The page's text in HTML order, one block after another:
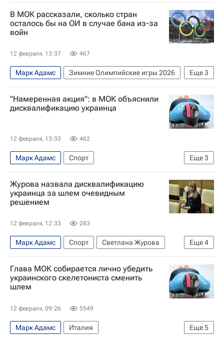
В МОК рассказали, сколько стран
осталось бы на ОИ в случае бана из-за
войн
12 февраля, 13:37 467
Еще3
Марк Адамс
Зимние Олимпийские игры 2026
Международный олимпийский комитет (МОК)
Олимпийский комитет России (ОКР)
НОК
"Намеренная акция": в МОК объяснили
дисквалификацию украинца
12 февраля, 13:33 462
Еще3
Марк Адамс
Спорт
Международный олимпийский комитет (МОК)
НОК
Зимние Олимпийские игры 2026
Журова назвала дисквалификацию
украинца за шлем очевидным
решением
12 февраля, 12:33 283
Еще4
Марк Адамс Спорт
Светлана Журова
Иван Куляк
Международный олимпийский комитет (МОК)
Госдума РФ
Зимние Олимпийские игры 2026
Глава МОК собирается лично убедить
украинского скелетониста сменить
шлем
12 февраля, 09:26 5549
Еще5
Марк Адамс
Италия